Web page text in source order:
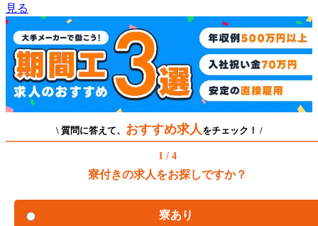
見る
\ 質問に答えて、 おすすめ求人 をチェック！ /
1 / 4
寮付きの求人をお探しですか？
寮あり